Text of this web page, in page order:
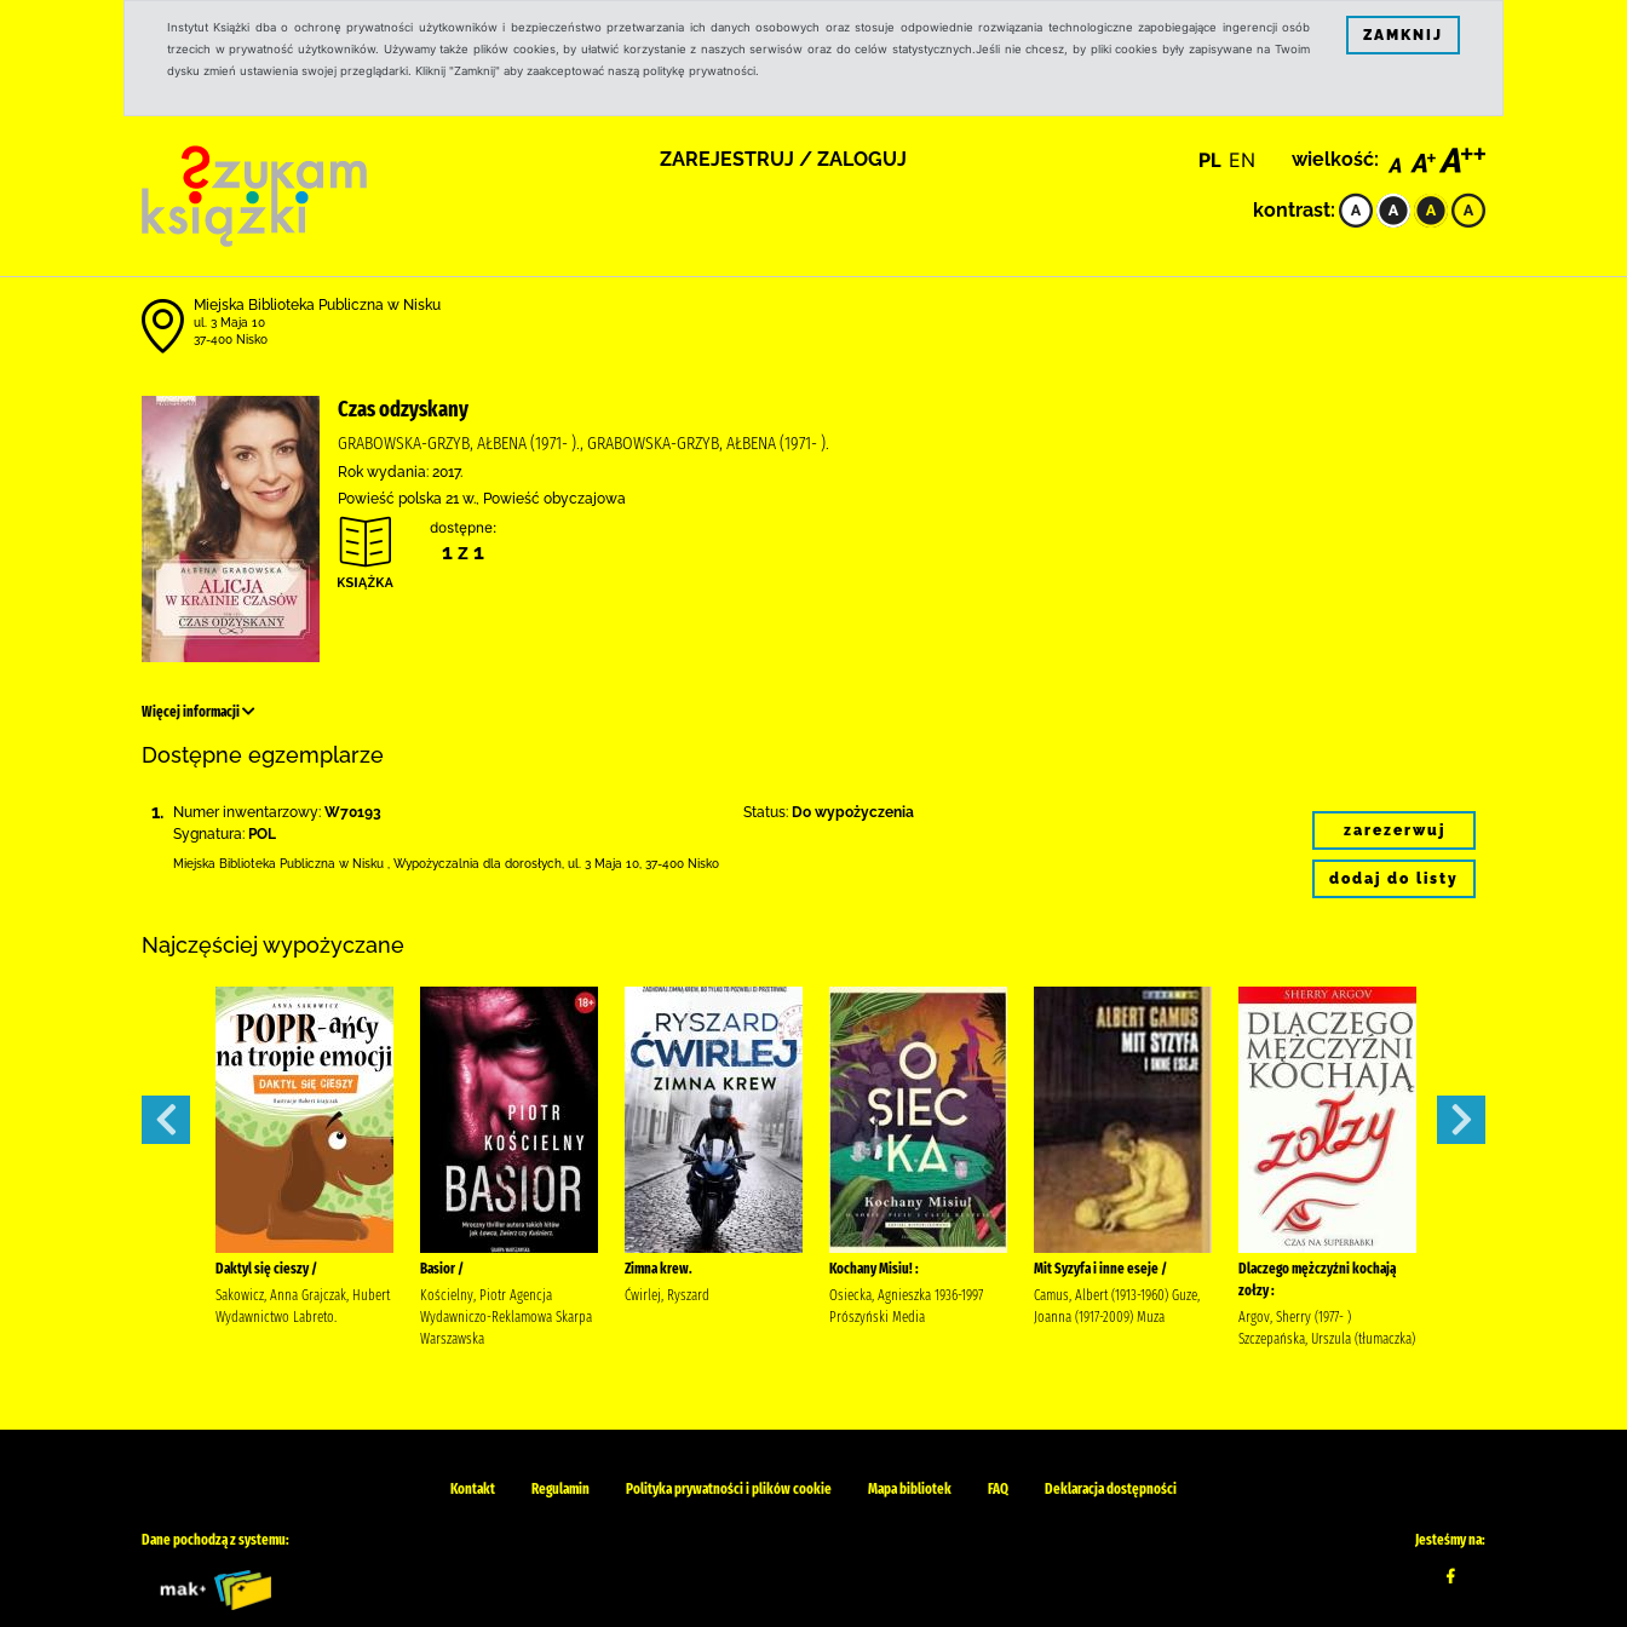
Instytut Książki dba o ochronę prywatności użytkowników i bezpieczeństwo przetwarzania ich danych osobowych oraz stosuje odpowiednie rozwiązania technologiczne zapobiegające ingerencji osób
trzecich w prywatność użytkowników. Używamy także plików cookies, by ułatwić korzystanie z naszych serwisów oraz do celów statystycznych.Jeśli nie chcesz, by pliki cookies były zapisywane na Twoim
dysku zmień ustawienia swojej przeglądarki. Kliknij "Zamknij" aby zaakceptować naszą politykę prywatności.
ZAMKNIJ
ZAREJESTRUJ / ZALOGUJ PL EN wielkość:
kontrast:
Miejska Biblioteka Publiczna w Nisku
ul. 3 Maja 10
37-400 Nisko
Czas odzyskany
GRABOWSKA-GRZYB, AŁBENA (1971- )., GRABOWSKA-GRZYB, AŁBENA (1971- ).
Rok wydania: 2017.
Powieść polska 21 w., Powieść obyczajowa
dostępne:
1 z 1
Więcej informacji
Dostępne egzemplarze
1. Numer inwentarzowy: W70193
Sygnatura: POL
Status: Do wypożyczenia
Miejska Biblioteka Publiczna w Nisku Wypożyczalnia dla dorosłych, ul. 3 Maja 10 37-400 Nisko
zarezerwuj
dodaj do listy
Najczęściej wypożyczane
Daktyl się cieszy /
Sakowicz, Anna Grajczak, Hubert
Wydawnictwo Labreto.
Basior /
Kościelny, Piotr Agencja
Wydawniczo-Reklamowa Skarpa
Warszawska
Zimna krew.
Ćwirlej, Ryszard
Kochany Misiu! :
Osiecka, Agnieszka 1936-1997
Prószyński Media
Mit Syzyfa i inne eseje /
Camus, Albert (1913-1960) Guze,
Joanna (1917-2009) Muza
Dlaczego mężczyźni kochają
zołzy :
Argov, Sherry (1977- )
Szczepańska, Urszula (tłumaczka)
Kontakt Regulamin Polityka prywatności i plików cookie Mapa bibliotek FAQ Deklaracja dostępności
Dane pochodzą z systemu: Jesteśmy na: